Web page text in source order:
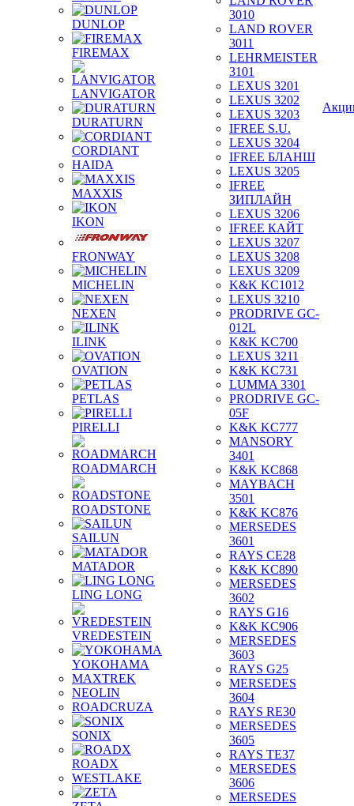
DUNLOP
FIREMAX
LANVIGATOR
DURATURN
CORDIANT
HAIDA
MAXXIS
IKON
FRONWAY
MICHELIN
NEXEN
ILINK
OVATION
PETLAS
PIRELLI
ROADMARCH
ROADSTONE
SAILUN
MATADOR
LING LONG
VREDESTEIN
YOKOHAMA
MAXTREK
NEOLIN
ROADCRUZA
SONIX
ROADX
WESTLAKE
3010
LAND ROVER
3011
LEHRMEISTER
3101
LEXUS 3201
LEXUS 3202
LEXUS 3203
IFREE S.U.
LEXUS 3204
IFREE БЛАНШ
LEXUS 3205
IFREE
ЗИПЛАЙН
LEXUS 3206
IFREE КАЙТ
LEXUS 3207
LEXUS 3208
LEXUS 3209
K&K KC1012
LEXUS 3210
PRODRIVE GC-
012L
K&K KC700
LEXUS 3211
K&K KC731
LUMMA 3301
PRODRIVE GC-
05F
K&K KC777
MANSORY
3401
K&K KC868
MAYBACH
3501
K&K KC876
MERSEDES
3601
RAYS CE28
K&K KC890
MERSEDES
3602
RAYS G16
K&K KC906
MERSEDES
3603
RAYS G25
MERSEDES
3604
RAYS RE30
MERSEDES
3605
RAYS TE37
MERSEDES
3606
MERSEDES